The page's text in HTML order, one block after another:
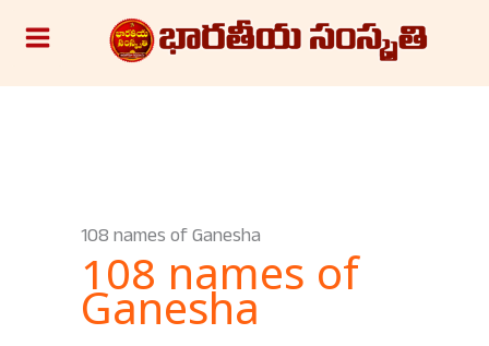
108 names of Ganesha
108 names of
Ganesha
e
a